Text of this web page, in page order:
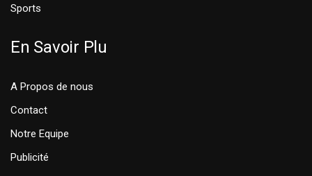
Sports
En Savoir Plu
A Propos de nous
Contact
Notre Equipe
Publicité